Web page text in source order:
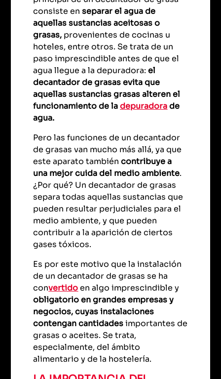
consiste enseparar el agua de
aquellas sustancias aceitosas o
grasas, provenientes de cocinas u
hoteles, entre otros. Se trata de un
paso imprescindible antes de que el
agua llegue a la depuradora:el
decantador de grasas evita que
aquellas sustancias grasas alteren el
funcionamiento de ladepuradorade
agua.
Pero las funciones de un decantador
de grasas van mucho más allá, ya que
este aparato tambiéncontribuye a
una mejor cuida del medio ambiente.
¿Por qué? Un decantador de grasas
separa todas aquellas sustancias que
pueden resultar perjudiciales para el
medio ambiente, y que pueden
contribuir a la aparición de ciertos
gases tóxicos.
Es por este motivo que la instalación
de un decantador de grasas se ha
convertidoen algo imprescindible y
obligatorio en grandes empresas y
negocios, cuyas instalaciones
contengan cantidadesimportantes de
grasas o aceites. Se trata,
especialmente, del ámbito
alimentario y de la hostelería.